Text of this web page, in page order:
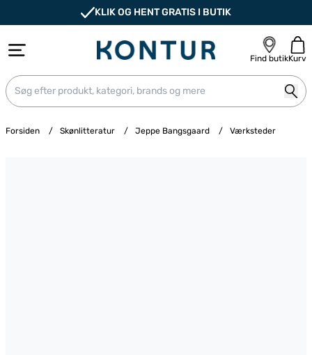
KLIK OG HENT GRATIS I BUTIK
Find butikKurv
Forsiden / Skønlitteratur / Jeppe Bangsgaard / Værksteder